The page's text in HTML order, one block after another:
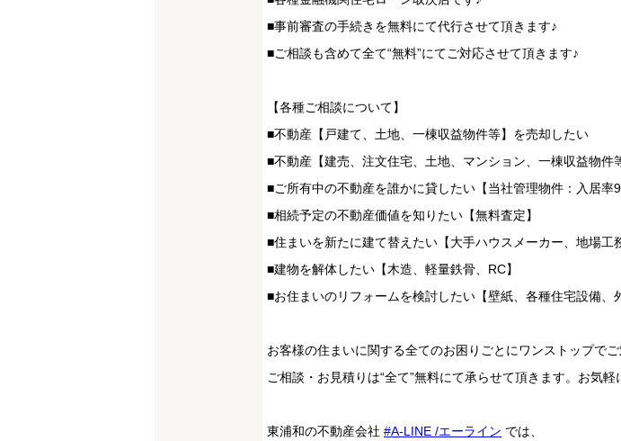
■事前審査の手続きを無料にて代行させて頂きます♪
■ご相談も含めて全て“無料”にてご対応させて頂きます♪
【各種ご相談について】
■不動産【戸建て、土地、一棟収益物件等】を売却したい
■不動産【建売、注文住宅、土地、マンション、一棟収益物件
■ご所有中の不動産を誰かに貸したい【当社管理物件：入居率
■相続予定の不動産価値を知りたい【無料査定】
■住まいを新たに建て替えたい【大手ハウスメーカー、地場工
■建物を解体したい【木造、軽量鉄骨、RC】
■お住まいのリフォームを検討したい【壁紙、各種住宅設備、
お客様の住まいに関する全てのお困りごとにワンストップで
ご相談・お見積りは“全て”無料にて承らせて頂きます。お気軽
東浦和の不動産会社 #A-LINE /エーライン では、